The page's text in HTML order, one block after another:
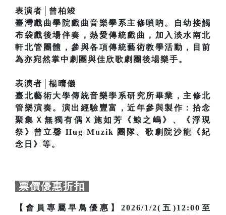
表演者│曾柏竣
臺灣戲曲學院戲曲音樂學系主修嗩吶。自幼接觸
布袋戲後場伴奏，熱愛傳統戲曲，加入淡水南北
軒北管團體，參與各項傳統藝術教學活動，目前
為亦宛然掌中劇團與佳欣歌劇團後場樂手。
表演者│楊晴儀
臺北藝術大學傳統音樂學系研究所畢業，主修北
管樂演奏。演出經驗豐富，近年參與製作：拾念
聚集Ｘ無獨有偶Ｘ施如芳《鯨之嶋》、《浮現
祭》曾立馨 Hug Muzik 團隊、歌劇院沙龍《紀
念日》等。
票價優惠折扣
【會員專屬早鳥優惠】2026/1/2(五)12:00至